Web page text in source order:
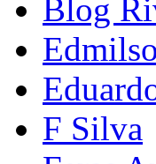
Blog
F Silva